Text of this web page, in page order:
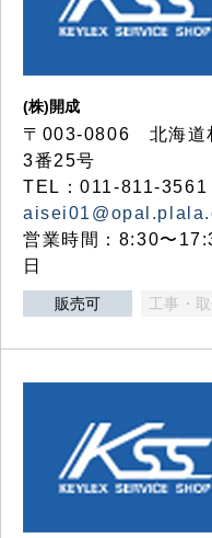
(株)開成
〒003-0806 北海道
3番25号
TEL：011-811-
営業時間：8:30〜
日
販売可 工事・